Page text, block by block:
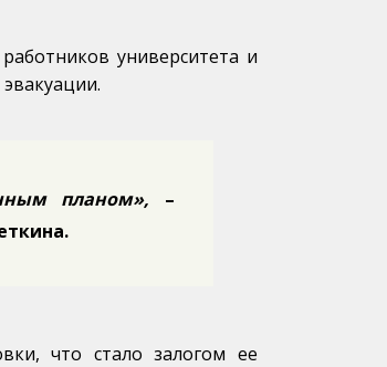
университета и
планом», –
что стало залогом ее